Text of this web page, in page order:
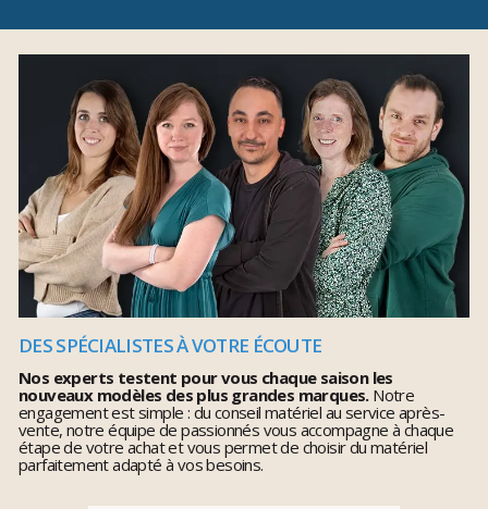
DES SPÉCIALISTES À VOTRE ÉCOUTE
Nos experts testent pour vous chaque saison les
nouveaux modèles des plus grandes marques.Notre
engagement est simple : du conseil matériel au service après-
vente, notre équipe de passionnés vous accompagne à chaque
étape de votre achat et vous permet de choisir du matériel
parfaitement adapté à vos besoins.